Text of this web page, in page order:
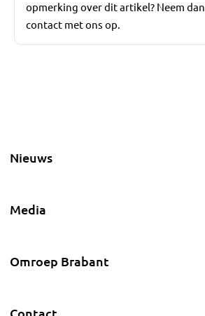
opmerking over dit artikel? Neem dan
contact met ons op.
Nieuws
Media
Omroep Brabant